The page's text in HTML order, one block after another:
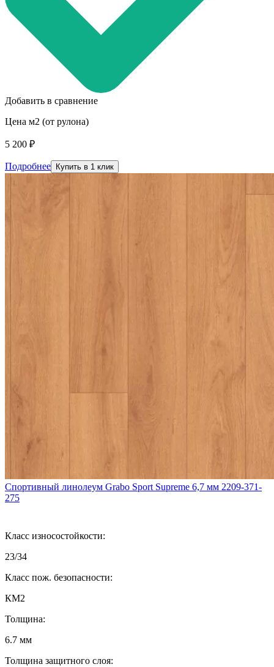
Добавить в сравнение
Цена м2 (от рулона)
5 200 ₽
Подробнее Купить в 1 клик
Спортивный линолеум Grabo Sport Supreme 6,7 мм 2209-371-
275
Класс износостойкости:
23/34
Класс пож. безопасности:
КМ2
Толщина:
6.7 мм
Толщина защитного слоя: